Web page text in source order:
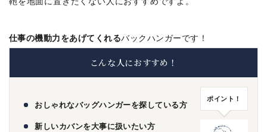
仕事の機動力をあげてくれるバックハンガーです！
こんな人におすすめ！
おしゃれなバッグハンガーを探している方
新しいカバンを大事に扱いたい方
ポイント！